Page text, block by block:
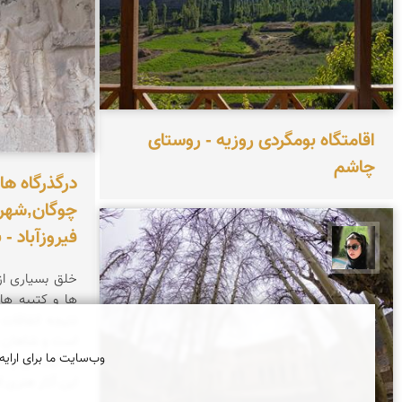
اقامتگاه بومگردی روزیه - روستای
چاشم
سپیده اصلان
درگذرگاه
خلق بسیاری
ها و کتیبه
به آیندگان و
وب‌سایت ما برای